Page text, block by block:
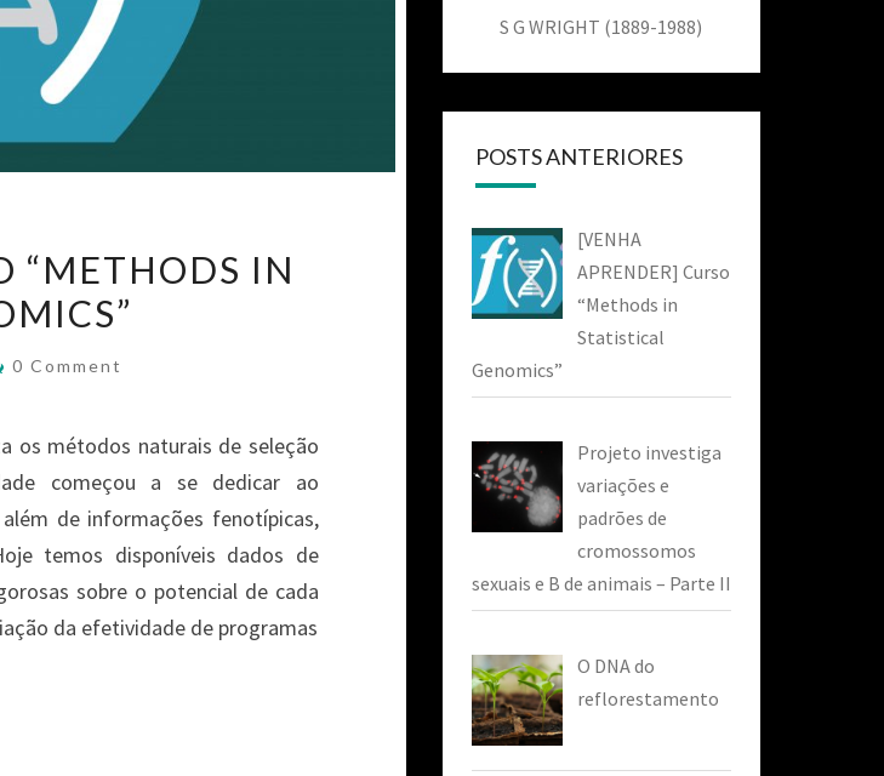
“METHODS IN
0 Comment
os métodos naturais de seleção
começou a se dedicar ao
de informações fenotípicas,
temos disponíveis dados de
sobre o potencial de cada
da efetividade de programas
S G WRIGHT (1889-1988)
POSTS ANTERIORES
[VENHA
APRENDER] Curso
“Methods in
Statistical
Genomics”
Projeto investiga
variações e
padrões de
cromossomos
sexuais e B de animais – Parte II
O DNA do
reflorestamento